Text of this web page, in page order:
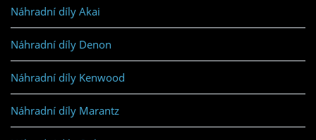
Náhradní díly Akai
Náhradní díly Denon
Náhradní díly Kenwood
Náhradní díly Marantz